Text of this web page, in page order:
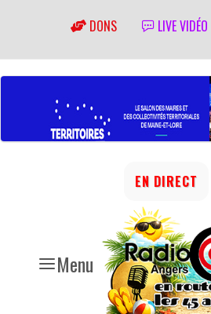
DONS LIVE VIDÉO
Menu
EN DIRECT